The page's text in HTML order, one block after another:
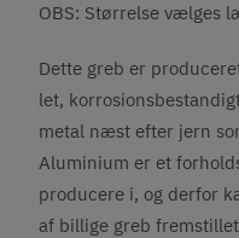
OBS: Størrelse vælges
Dette greb er
let,
metal næst efter jern
Aluminium er et
producere i, og derfor
af billige greb